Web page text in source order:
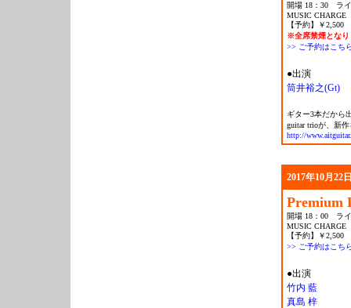
開場 18：30 ラ
MUSIC CHARGE
【予約】￥
※全席禁煙となり
>> ご予約はこち
●出演
筒井裕之(Gt)
ギター3本だから
guitar trioが、新
http://
2017年10月22
Premium
開場 18：00 ラ
MUSIC CHARGE
【予約】￥
>> ご予約はこち
●出演
竹内 藍
真島 梓